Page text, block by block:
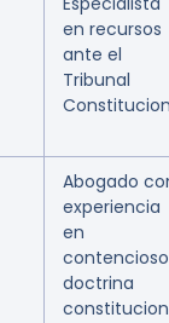
en recursos
ante el
Tribunal
Abogado
experiencia
en
doctrina